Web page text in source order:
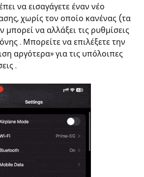
να εισαγάγετε έναν νέο
χωρίς τον οποίο κανένας (τα
μπορεί να αλλάξει τις ρυθμίσεις
. Μπορείτε να επιλέξετε την
αργότερα» για τις υπόλοιπες
.